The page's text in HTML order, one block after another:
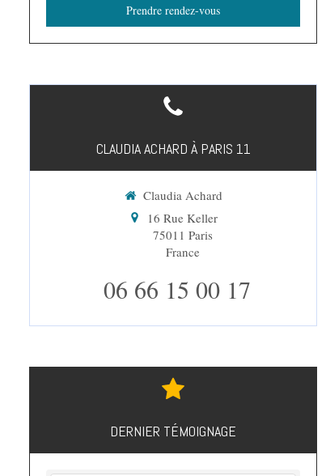
Prendre rendez-vous
CLAUDIA ACHARD À PARIS 11
Claudia Achard
16 Rue Keller
75011 Paris
France
06 66 15 00 17
DERNIER TÉMOIGNAGE